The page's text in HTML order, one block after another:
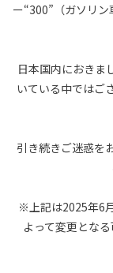
ー“300”（ガソリ
日本国内におきま
いている中ではご
引き続きご迷惑を
※上記は2025年6
よって変更とな